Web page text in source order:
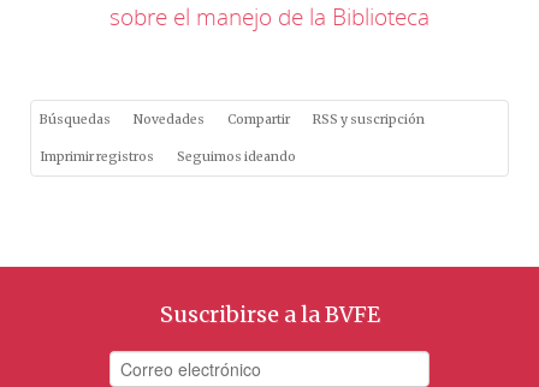
sobre el manejo de la Biblioteca
Búsquedas Novedades Compartir RSS y suscripción
Imprimir registros Seguimos ideando
Suscribirse a la BVFE